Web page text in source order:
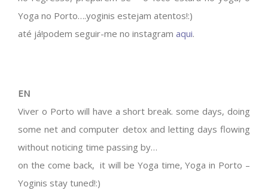
Yoga no Porto….yoginis estejam atentos!:)
até já!podem seguir-me no instagram aqui.
EN
Viver o Porto will have a short break. some days, doing
some net and computer detox and letting days flowing
without noticing time passing by…
on the come back, it will be Yoga time, Yoga in Porto –
Yoginis stay tuned!:)